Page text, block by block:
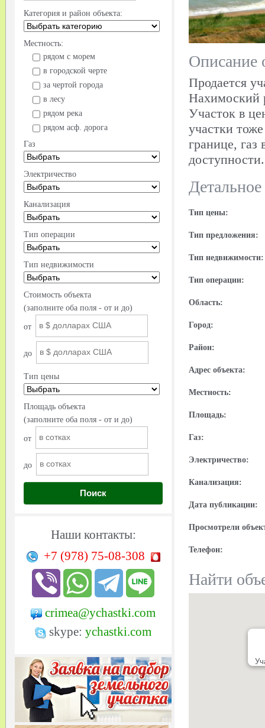
Категория и район объекта:
Местность:
рядом с морем
в городской черте
за чертой города
в лесу
рядом река
рядом асф. дорога
Газ
Электричество
Канализация
Тип операции
Тип недвижимости
Стоимость объекта
(заполните оба поля - от и до)
от
до
Тип цены
Площадь объекта
(заполните оба поля - от и до)
от
до
Поиск
Наши контакты:
+7 (978) 75-08-308
crimea@ychastki.com
skype: ychastki.com
Описание
Продается
Нахимоский
Участок в
участки
границе,
Тип цены:
Тип предложения:
Тип недвижимости:
Тип операции:
Область:
Город:
Район:
Адрес объекта:
Местность:
Площадь:
Газ:
Электричество:
Канализация:
Дата публикации:
Просмотрели
Телефон:
Найти